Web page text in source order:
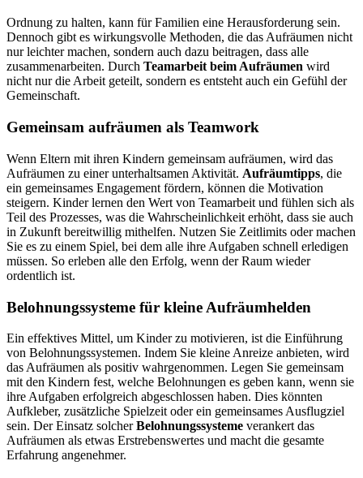
Ordnung zu halten, kann für Familien eine Herausforderung sein.
Dennoch gibt es wirkungsvolle Methoden, die das Aufräumen nicht
nur leichter machen, sondern auch dazu beitragen, dass alle
zusammenarbeiten. Durch Teamarbeit beim Aufräumen wird
nicht nur die Arbeit geteilt, sondern es entsteht auch ein Gefühl der
Gemeinschaft.
Gemeinsam aufräumen als Teamwork
Wenn Eltern mit ihren Kindern gemeinsam aufräumen, wird das
Aufräumen zu einer unterhaltsamen Aktivität. Aufräumtipps, die
ein gemeinsames Engagement fördern, können die Motivation
steigern. Kinder lernen den Wert von Teamarbeit und fühlen sich als
Teil des Prozesses, was die Wahrscheinlichkeit erhöht, dass sie auch
in Zukunft bereitwillig mithelfen. Nutzen Sie Zeitlimits oder machen
Sie es zu einem Spiel, bei dem alle ihre Aufgaben schnell erledigen
müssen. So erleben alle den Erfolg, wenn der Raum wieder
ordentlich ist.
Belohnungssysteme für kleine Aufräumhelden
Ein effektives Mittel, um Kinder zu motivieren, ist die Einführung
von Belohnungssystemen. Indem Sie kleine Anreize anbieten, wird
das Aufräumen als positiv wahrgenommen. Legen Sie gemeinsam
mit den Kindern fest, welche Belohnungen es geben kann, wenn sie
ihre Aufgaben erfolgreich abgeschlossen haben. Dies könnten
Aufkleber, zusätzliche Spielzeit oder ein gemeinsames Ausflugziel
sein. Der Einsatz solcherBelohnungssysteme verankert das
Aufräumen als etwas Erstrebenswertes und macht die gesamte
Erfahrung angenehmer.